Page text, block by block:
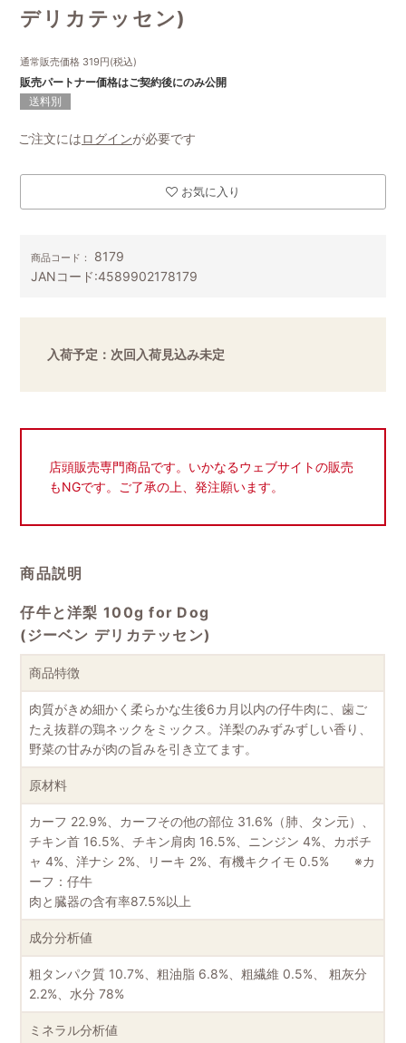
デリカテッセン)
通常販売価格 319円(税込)
販売パートナー価格はご契約後にのみ公開
送料別
ご注文にはログインが必要です
お気に入り
商品コード：
8179
JANコード:4589902178179
入荷予定：次回入荷見込み未定
店頭販売専門商品です。いかなるウェブサイトの販売
もNGです。ご了承の上、発注願います。
商品説明
仔牛と洋梨 100g for Dog
(ジーベン デリカテッセン)
商品特徴
肉質がきめ細かく柔らかな生後6カ月以内の仔牛肉に、歯ご
たえ抜群の鶏ネックをミックス。洋梨のみずみずしい香り、
野菜の甘みが肉の旨みを引き立てます。
原材料
カーフ 22.9%、カーフその他の部位 31.6%（肺、タン元）、
チキン首 16.5%、チキン肩肉 16.5%、ニンジン 4%、カボチ
ャ 4%、洋ナシ 2%、リーキ 2%、有機キクイモ 0.5% ※カ
ーフ：仔牛
肉と臓器の含有率87.5%以上
成分分析値
粗タンパク質 10.7%、粗油脂 6.8%、粗繊維 0.5%、 粗灰分
2.2%、水分 78%
ミネラル分析値